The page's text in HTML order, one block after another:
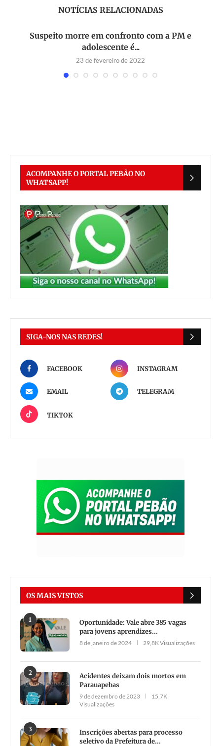
NOTÍCIAS RELACIONADAS
Suspeito morre em confronto com a PM e
adolescente é...
23 de fevereiro de 2022
ACOMPANHE O PORTAL PEBÃO NO
WHATSAPP!
SIGA-NOS NAS REDES!
FACEBOOK INSTAGRAM
EMAIL TELEGRAM
TIKTOK
OS MAIS VISTOS
1
Oportunidade: Vale abre 385 vagas
para jovens aprendizes...
8 de janeiro de 2024 29,8K Visualizações
2
Acidentes deixam dois mortos em
Parauapebas
9 de dezembro de 2023
15,7K
Visualizações
3
Inscrições abertas para processo
seletivo da Prefeitura de...